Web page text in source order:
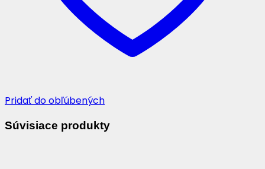
Pridať do obľúbených
Súvisiace produkty